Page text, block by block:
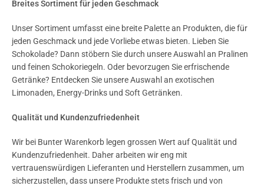
Breites Sortiment für jeden Geschmack
Unser Sortiment umfasst eine breite Palette an Produkten, die für
jeden Geschmack und jede Vorliebe etwas bieten. Lieben Sie
Schokolade? Dann stöbern Sie durch unsere Auswahl an Pralinen
und feinen Schokoriegeln. Oder bevorzugen Sie erfrischende
Getränke? Entdecken Sie unsere Auswahl an exotischen
Limonaden, Energy-Drinks und Soft Getränken.
Qualität und Kundenzufriedenheit
Wir bei Bunter Warenkorb legen grossen Wert auf Qualität und
Kundenzufriedenheit. Daher arbeiten wir eng mit
vertrauenswürdigen Lieferanten und Herstellern zusammen, um
sicherzustellen, dass unsere Produkte stets frisch und von